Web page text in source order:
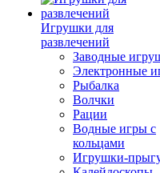
Игрушки для
развлечений
Заводные
Электронные
Рыбалка
Волчки
Рации
Водные игры с
кольцами
Игрушки-